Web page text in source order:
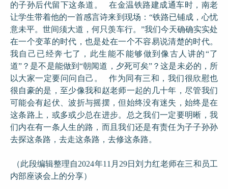
的子孙后代留下这条道。 在金温铁路建成通车时，南老
让学生带着他的一首感言诗来到现场：“铁路已铺成，心忧
意未平。世间须大道，何只羡车行。”我们今天确确实实处
在一个变革的时代，也是处在一个不容易说清楚的时代。
我自己已经奔七了，此生能不能够做到像古人讲的“了
道”？是不是能做到“朝闻道，夕死可矣”？这是未必的，所
以大家一定要问问自己。 作为同有三和，我们很欣慰也
很自豪的是，至少像我和赵老师一起的几十年，尽管我们
可能会有起伏、波折与摇摆，但始终没有迷失，始终是在
这条路上，或多或少总在进步。总之我们一定要明晰，我
们内在有一条人生的路，而且我们还是有责任为子子孙孙
去探这条路，去走这条路，去修这条路。
（此段编辑整理自2024年11月29日刘力红老师在三和员工
内部座谈会上的分享）